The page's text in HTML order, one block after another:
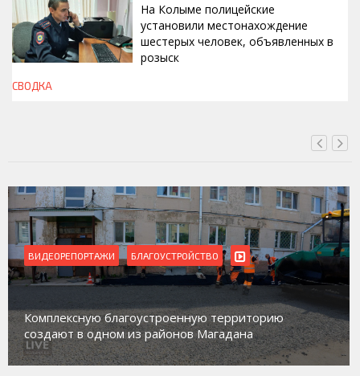
ВЧЕРА, 13:00
На Колыме полицейские
установили местонахождение
шестерых человек, объявленных в
розыск
СВОДКА
ВИДЕОРЕПОРТАЖИ
Магадан присоединился к пилотному проекту по
работе с несовершеннолетними из групп
социального риска «Переправа»